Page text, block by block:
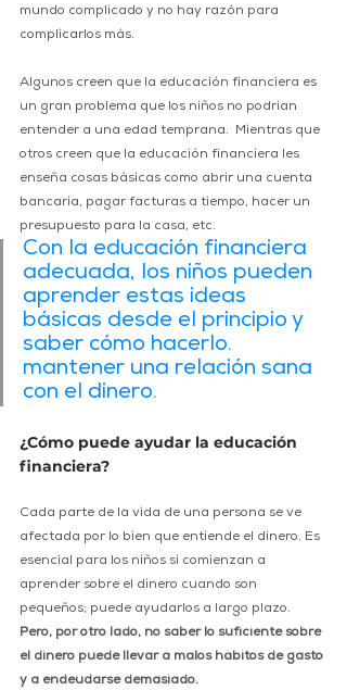
mundo complicado y no hay razón para
complicarlos más.
Algunos creen que la educación financiera es
un gran problema que los niños no podrían
entender a una edad temprana.  Mientras que
otros creen que la educación financiera les
enseña cosas básicas como abrir una cuenta
bancaria, pagar facturas a tiempo, hacer un
presupuesto para la casa, etc.
Con la educación financiera
adecuada, los niños pueden
aprender estas ideas
básicas desde el principio y
saber cómo hacerlo.
mantener una relación sana
con el dinero.
¿Cómo puede ayudar la educación
financiera?
Cada parte de la vida de una persona se ve
afectada por lo bien que entiende el dinero. Es
esencial para los niños si comienzan a
aprender sobre el dinero cuando son
pequeños; puede ayudarlos a largo plazo.
Pero, por otro lado, no saber lo suficiente sobre
el dinero puede llevar a malos hábitos de gasto
y a endeudarse demasiado.